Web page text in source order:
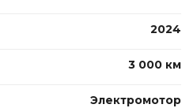
2024
3 000 км
Электромотор